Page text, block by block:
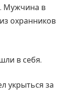
Мужчина в
охранников
в себя.
укрыться за